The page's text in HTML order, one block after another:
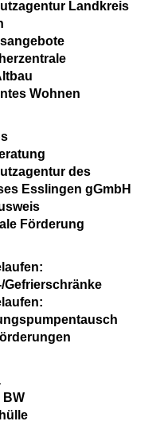
Landkreis
Wohnen
des
Esslingen gGmbH
Förderung
Gefrierschränke
BW